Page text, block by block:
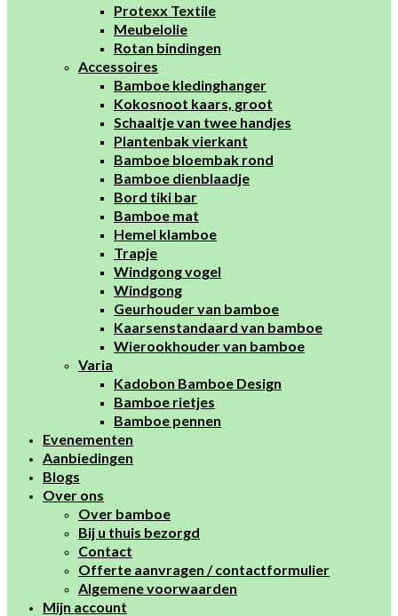
Protexx Textile
Meubelolie
Rotan bindingen
Accessoires
Bamboe kledinghanger
Kokosnoot kaars, groot
Schaaltje van twee handjes
Plantenbak vierkant
Bamboe bloembak rond
Bamboe dienblaadje
Bord tiki bar
Bamboe mat
Hemel klamboe
Trapje
Windgong vogel
Windgong
Geurhouder van bamboe
Kaarsenstandaard van bamboe
Wierookhouder van bamboe
Varia
Kadobon Bamboe Design
Bamboe rietjes
Bamboe pennen
Evenementen
Aanbiedingen
Blogs
Over ons
Over bamboe
Bij u thuis bezorgd
Contact
Offerte aanvragen / contactformulier
Algemene voorwaarden
Mijn account